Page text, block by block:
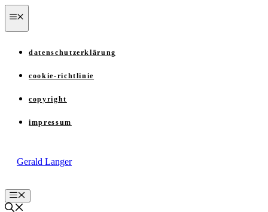
Zum
Inhalt
springen
datenschutzerklärung
cookie-richtlinie
copyright
impressum
Gerald Langer
Menü